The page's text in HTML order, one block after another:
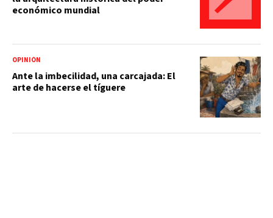
económico mundial
OPINIÓN
Ante la imbecilidad, una carcajada: El
arte de hacerse el tíguere